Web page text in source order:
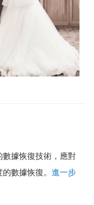
據恢復技術，應對
數據恢復。 進一步